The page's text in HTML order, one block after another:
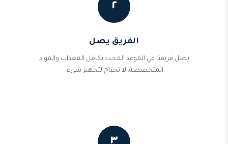
٢
الفريق يصل
يصل فريقنا في الموعد المحدد بكامل المعدات والمواد
المتخصصة. لا تحتاج لتجهيز شيء.